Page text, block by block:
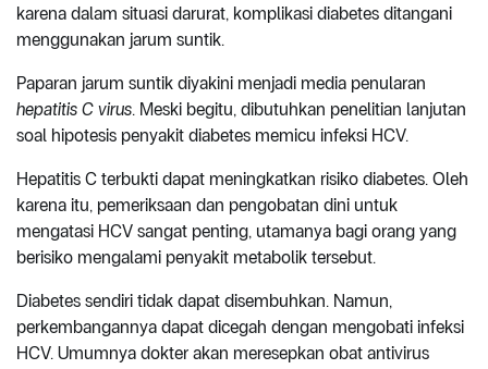
karena dalam situasi darurat, komplikasi diabetes ditangani
menggunakan jarum suntik.
Paparan jarum suntik diyakini menjadi media penularan
hepatitis C virus. Meski begitu, dibutuhkan penelitian lanjutan
soal hipotesis penyakit diabetes memicu infeksi HCV.
Hepatitis C terbukti dapat meningkatkan risiko diabetes. Oleh
karena itu, pemeriksaan dan pengobatan dini untuk
mengatasi HCV sangat penting, utamanya bagi orang yang
berisiko mengalami penyakit metabolik tersebut.
Diabetes sendiri tidak dapat disembuhkan. Namun,
perkembangannya dapat dicegah dengan mengobati infeksi
HCV. Umumnya dokter akan meresepkan obat antivirus